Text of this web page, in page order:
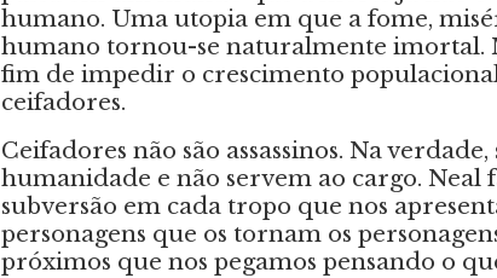
humano. Uma utopia em que a fome,
humano tornou-se naturalmente imortal.
fim de impedir o crescimento
ceifadores.
Ceifadores não são assassinos. Na
humanidade e não servem ao cargo. Neal
subversão em cada tropo que nos
personagens que os tornam os
próximos que nos pegamos pensando o